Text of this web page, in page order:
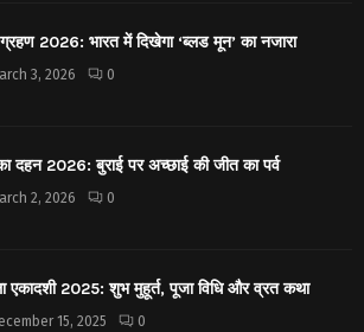
2026: भारत में दिखेगा ‘ब्लड मून’ का नजारा
3, 2026 0
दहन 2026: बुराई पर अच्छाई की जीत का पर्व
2, 2026 0
एकादशी 2025: शुभ मुहूर्त, पूजा विधि और व्रत कथा
15, 2025 0